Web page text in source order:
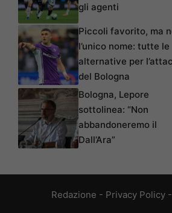
gli agenti
Piccoli favorito, ma
l’unico nome: tutte le
alternative per
del Bologna
Bologna, Lepore
sottolinea: “Non
abbandoneremo il
Dall’Ara”
Redazione - Privacy Policy-